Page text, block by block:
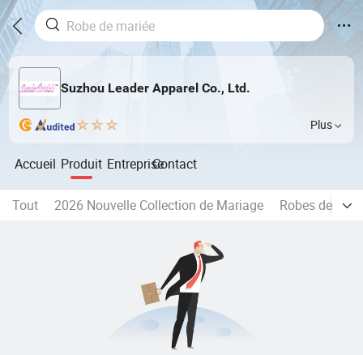
Suzhou Leader Apparel Co., Ltd.
Plus
Accueil Produit EntrepriseContact
Tout 2026 Nouvelle Collection de Mariage Robes de